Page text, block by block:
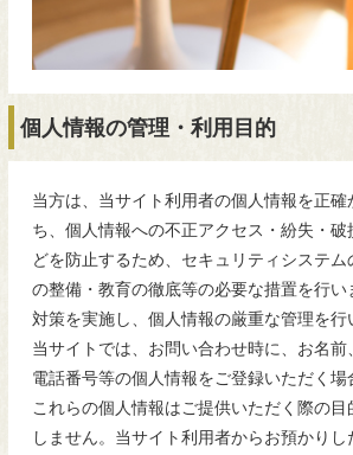
個人情報の管理・利用目的
当方は、当サイト利用者の個人情報を正
ち、個人情報への不正アクセス・紛失・
どを防止するため、セキュリティシステ
の整備・教育の徹底等の必要な措置を行
対策を実施し、個人情報の厳重な管理を行
当サイトでは、お問い合わせ時に、お名前
電話番号等の個人情報をご登録いただく場
これらの個人情報はご提供いただく際の目
しません。当サイト利用者からお預かり